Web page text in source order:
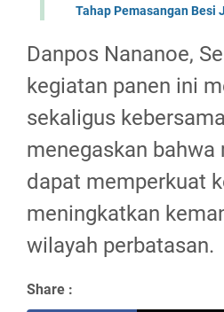
Tahap Pemasangan Besi
Danpos Nananoe,
kegiatan panen ini
sekaligus
menegaskan
dapat memperkuat
meningkatkan
wilayah perbatasan.
Share :